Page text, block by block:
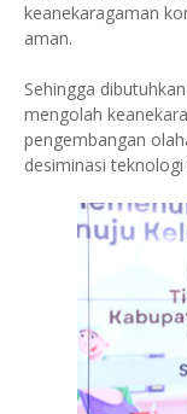
keanekaragaman
aman.
Sehingga
mengolah
pengembangan
desiminasi